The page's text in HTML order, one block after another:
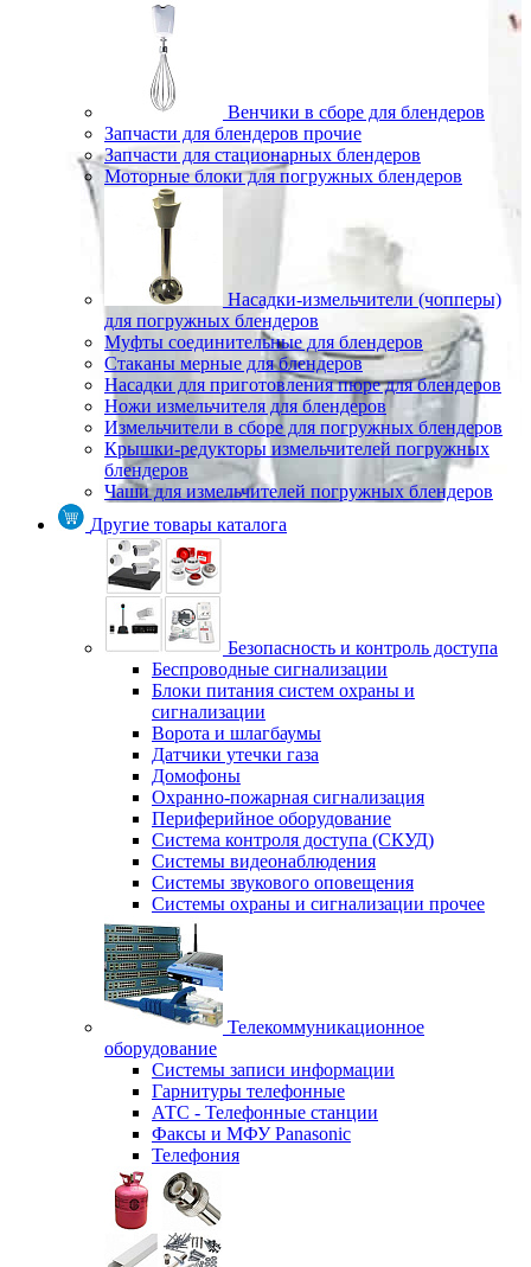
Венчики в сборе для блендеров
Запчасти для блендеров прочие
Запчасти для стационарных блендеров
Моторные блоки для погружных блендеров
Насадки-измельчители (чопперы)
для погружных блендеров
Муфты соединительные для блендеров
Стаканы мерные для блендеров
Насадки для приготовления пюре для блендеров
Ножи измельчителя для блендеров
Измельчители в сборе для погружных блендеров
Крышки-редукторы измельчителей погружных
блендеров
Чаши для измельчителей погружных блендеров
Другие товары каталога
Безопасность и контроль доступа
Беспроводные сигнализации
Блоки питания систем охраны и
сигнализации
Ворота и шлагбаумы
Датчики утечки газа
Домофоны
Охранно-пожарная сигнализация
Периферийное оборудование
Система контроля доступа (СКУД)
Системы видеонаблюдения
Системы звукового оповещения
Системы охраны и сигнализации прочее
Телекоммуникационное
оборудование
Системы записи информации
Гарнитуры телефонные
АТС - Телефонные станции
Факсы и МФУ Panasonic
Телефония